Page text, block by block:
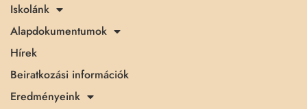
Iskolánk
Alapdokumentumok
Hírek
Beiratkozási információk
Eredményeink